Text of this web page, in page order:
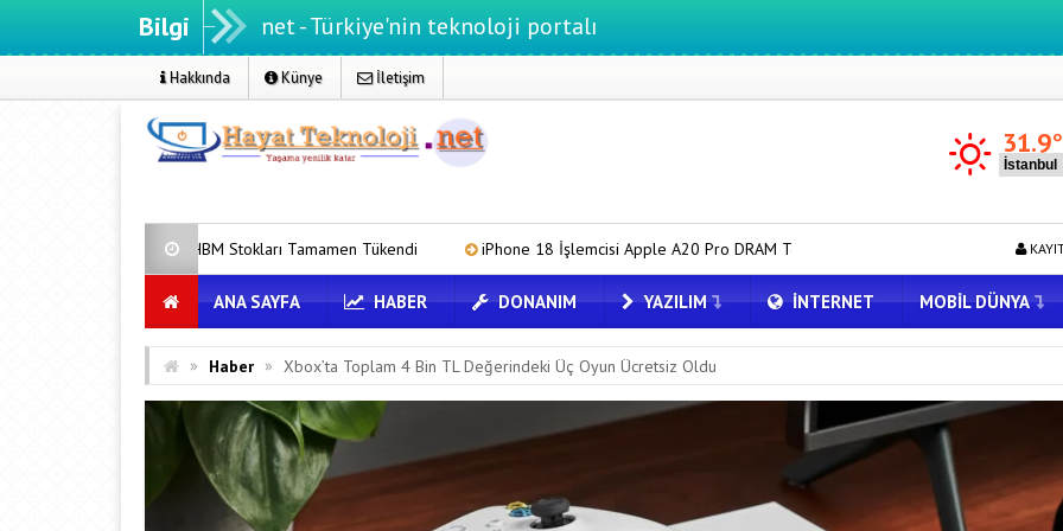
Bilgi- Türkiye'nin teknoloji portalı
Hakkında Künye İletişim
31.9
ve HBM Stokları Tamamen Tükendi iPhone 18 İşlemcisi Apple A20 Pro DRAM Tedarik Sorunu Yaşıyor Honor Yeni Logosu ve Dare
ANA SAYFA HABER DONANIM YAZILIM İNTERNET MOBIL DÜNYA
» Haber » Xbox’ta Toplam 4 Bin TL Değerindeki Üç Oyun Ücretsiz Oldu